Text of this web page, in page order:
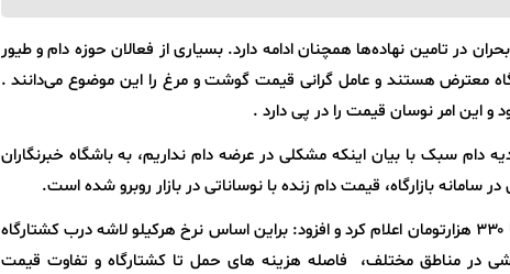
در تامین نهاده‌ها همچنان ادامه دارد. بسیاری از فعالان حوزه دام و طیور
معترض هستند و عامل گرانی قیمت گوشت و مرغ را این موضوع می‌دانند .
و این امر نوسان قیمت را در پی دارد .
دام سبک با بیان اینکه مشکلی در عرضه دام نداریم، به باشگاه خبرنگاران
بازارگاه، قیمت دام زنده با نوساناتی در بازار روبرو شده است.
وی متوسط قیمت هرکیلو بره نر در سطح کشور را ۳۲۰ تا ۳۳۰ هزارتومان اعلام کرد و افزود: براین اساس نرخ هرکیلو لاشه درب کشتارگاه
در مناطق مختلف، فاصله هزینه های حمل تا کشتارگاه و تفاوت قیمت